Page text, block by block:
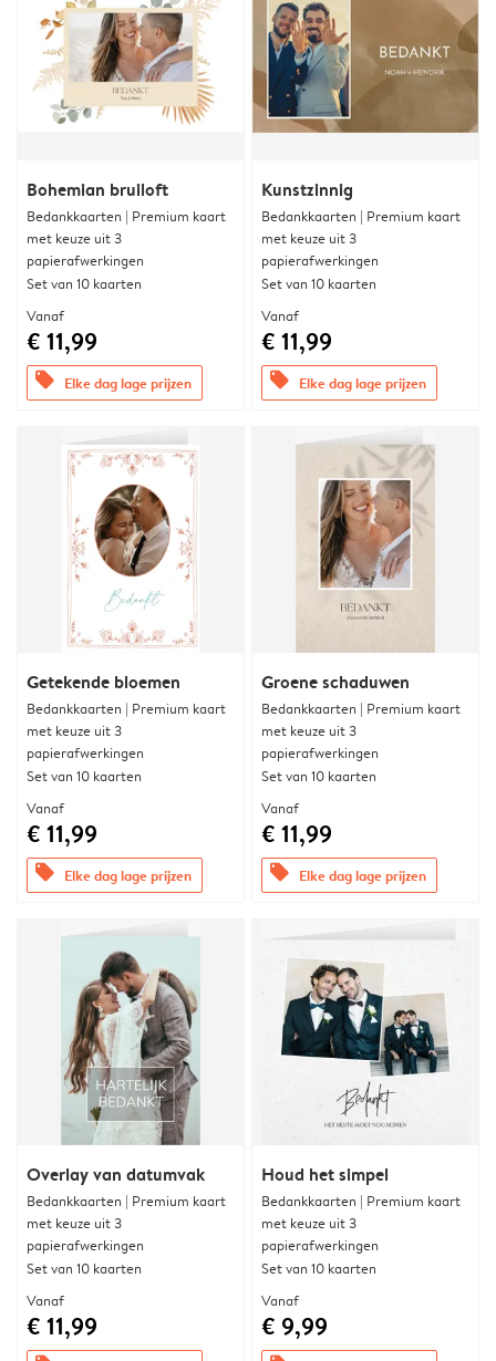
Bohemian bruiloft
Bedankkaarten | Premium kaart
met keuze uit 3
papierafwerkingen
Set van 10 kaarten
Vanaf
€ 11,99
offers Elke dag lage prijzen
Kunstzinnig
Bedankkaarten | Premium kaart
met keuze uit 3
papierafwerkingen
Set van 10 kaarten
Vanaf
€ 11,99
offers Elke dag lage prijzen
Getekende bloemen
Bedankkaarten | Premium kaart
met keuze uit 3
papierafwerkingen
Set van 10 kaarten
Vanaf
€ 11,99
offers Elke dag lage prijzen
Groene schaduwen
Bedankkaarten | Premium kaart
met keuze uit 3
papierafwerkingen
Set van 10 kaarten
Vanaf
€ 11,99
offers Elke dag lage prijzen
Overlay van datumvak
Bedankkaarten | Premium kaart
met keuze uit 3
papierafwerkingen
Set van 10 kaarten
Vanaf
€ 11,99
Houd het simpel
Bedankkaarten | Premium kaart
met keuze uit 3
papierafwerkingen
Set van 10 kaarten
Vanaf
€ 9,99